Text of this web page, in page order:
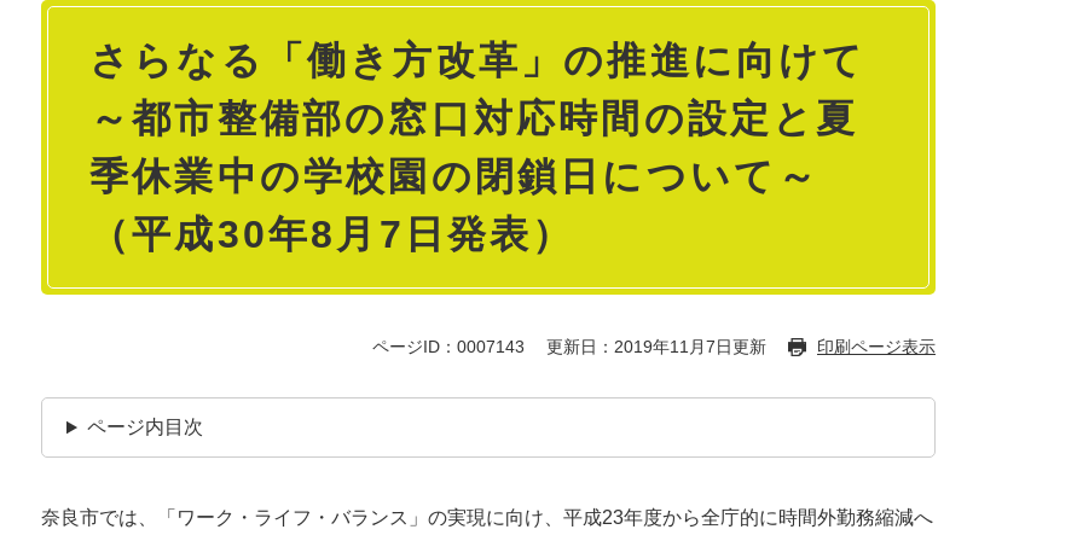
本
さらなる「働き方改革」の推進に向けて
～都市整備部の窓口対応時間の設定と夏
季休業中の学校園の閉鎖日について～
（平成30年8月7日発表）
ページID：0007143 更新日：2019年11月7日更新 印刷ページ表示
ページ内目次
奈良市では、「ワーク・ライフ・バランス」の実現に向け、平成23年度から全庁的に時間外勤務縮減へ